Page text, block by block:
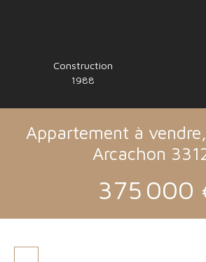
Construction
1988
Appartement à
Arcachon
375 000